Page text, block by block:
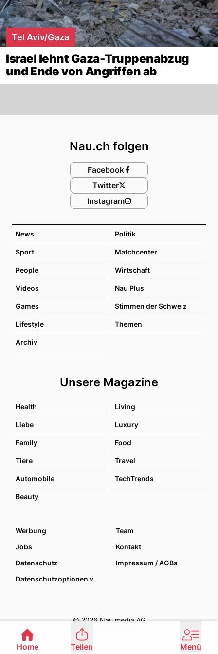
Tel Aviv/Gaza
Israel lehnt Gaza-Truppenabzug
und Ende von Angriffen ab
News Politik
Sport Matchcenter
People Wirtschaft
Videos Nau Plus
Games Stimmen der Schweiz
Lifestyle Themen
Archiv
Unsere Magazine
Health Living
Liebe Luxury
Family Food
Tiere Travel
Automobile TechTrends
Beauty
Nau.ch folgen
Facebook
Twitter
Instagram
Werbung
Team
Jobs
Kontakt
Datenschutz
Impressum / AGBs
Datenschutzoptionen verwalten
© 2026 Nau media AG
Home Teilen Menü